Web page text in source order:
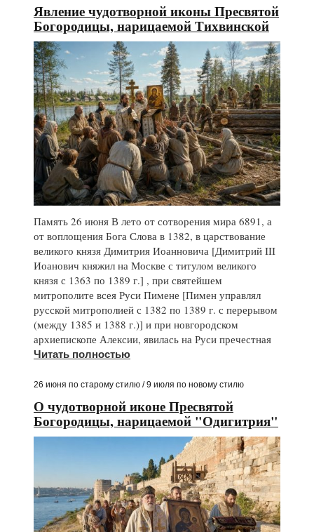
Явление чудотворной иконы Пресвятой
Богородицы, нарицаемой Тихвинской
Память 26 июня В лето от сотворения мира 6891, а
от воплощения Бога Слова в 1382, в царствование
великого князя Димитрия Иоанновича [Димитрий III
Иоанович княжил на Москве с титулом великого
князя с 1363 по 1389 г.] , при святейшем
митрополите всея Руси Пимене [Пимен управлял
русской митрополией с 1382 по 1389 г. с перерывом
(между 1385 и 1388 г.)] и при новгородском
архиепископе Алексии, явилась на Руси пречестная
Читать полностью
26 июня по старому стилю / 9 июля по новому стилю
О чудотворной иконе Пресвятой
Богородицы, нарицаемой "Одигитрия"